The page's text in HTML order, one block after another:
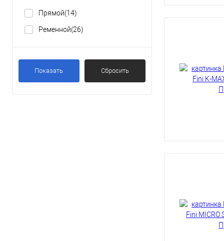
Металлообработка
Станки с ЧПУ(6)
Прямой(14)
Ременной(26)
Показать Сбросить